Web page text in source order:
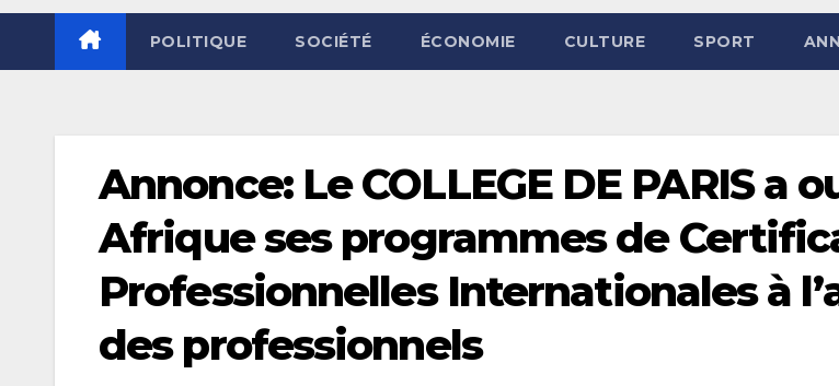
POLITIQUE SOCIÉTÉ ÉCONOMIE CULTURE SPORT
Annonce: Le COLLEGE DE PARIS a
Afrique ses programmes de
Professionnelles Internationales à
des professionnels